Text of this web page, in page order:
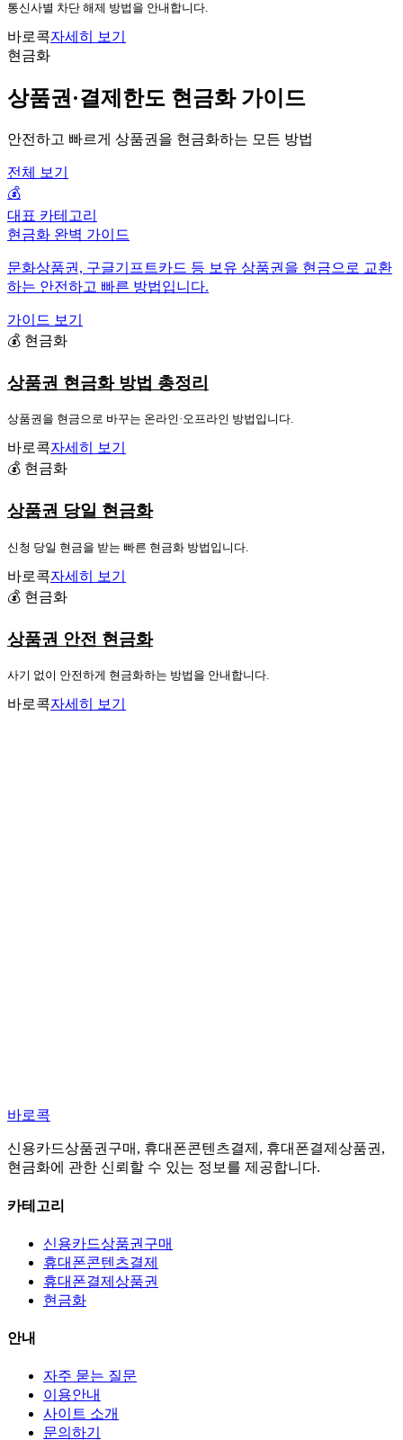
통신사별 차단 해제 방법을 안내합니다.
바로콕자세히 보기
현금화
상품권·결제한도 현금화 가이드
안전하고 빠르게 상품권을 현금화하는 모든 방법
전체 보기
💰
대표 카테고리
현금화 완벽 가이드
문화상품권, 구글기프트카드 등 보유 상품권을 현금으로 교환
하는 안전하고 빠른 방법입니다.
가이드 보기
💰 현금화
상품권 현금화 방법 총정리
상품권을 현금으로 바꾸는 온라인·오프라인 방법입니다.
바로콕자세히 보기
💰 현금화
상품권 당일 현금화
신청 당일 현금을 받는 빠른 현금화 방법입니다.
바로콕자세히 보기
💰 현금화
상품권 안전 현금화
사기 없이 안전하게 현금화하는 방법을 안내합니다.
바로콕자세히 보기
바로콕
신용카드상품권구매, 휴대폰콘텐츠결제, 휴대폰결제상품권,
현금화에 관한 신뢰할 수 있는 정보를 제공합니다.
카테고리
신용카드상품권구매
휴대폰콘텐츠결제
휴대폰결제상품권
현금화
안내
자주 묻는 질문
이용안내
사이트 소개
문의하기